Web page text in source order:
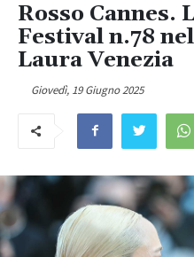
Rosso Cannes.
Festival n.78
Laura Venezia
Giovedì, 19 Giugno 2025